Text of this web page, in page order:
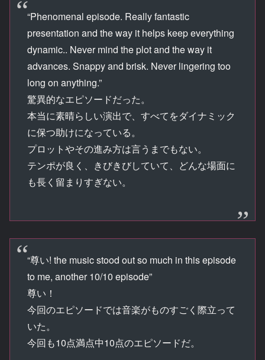
“Phenomenal episode. Really fantastic
presentation and the way it helps keep everything
dynamic.. Never mind the plot and the way it
advances. Snappy and brisk. Never lingering too
long on anything.”
驚異的なエピソードだった。
本当に素晴らしい演出で、すべてをダイナミック
に保つ助けになっている。
プロットやその進み方は言うまでもない。
テンポが良く、きびきびしていて、どんな場面に
も長く留まりすぎない。
“尊い! the music stood out so much in this episode
to me, another 10/10 episode”
尊い！
今回のエピソードでは音楽がものすごく際立って
いた。
今回も10点満点中10点のエピソードだ。